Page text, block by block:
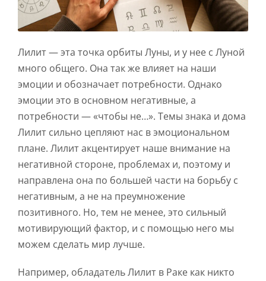
Лилит — эта точка орбиты Луны, и у нее с Луной
много общего. Она так же влияет на наши
эмоции и обозначает потребности. Однако
эмоции это в основном негативные, а
потребности — «чтобы не…». Темы знака и дома
Лилит сильно цепляют нас в эмоциональном
плане. Лилит акцентирует наше внимание на
негативной стороне, проблемах и, поэтому и
направлена она по большей части на борьбу с
негативным, а не на преумножение
позитивного. Но, тем не менее, это сильный
мотивирующий фактор, и с помощью него мы
можем сделать мир лучше.
Например, обладатель Лилит в Раке как никто